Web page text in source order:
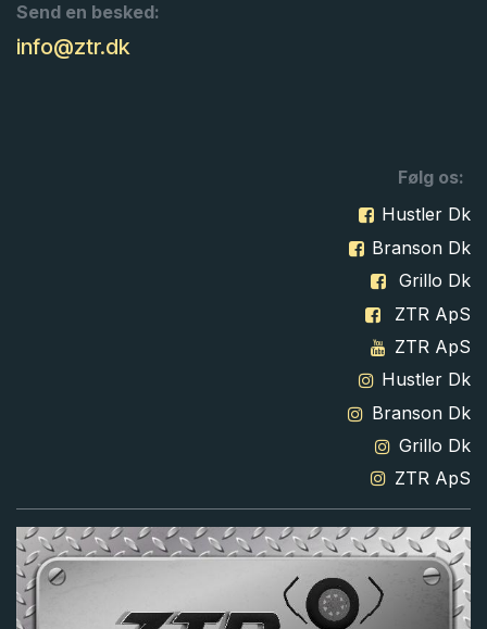
Send en besked:
info@ztr.dk
Følg os:
Hustler Dk
Branson Dk
Grillo Dk
ZTR ApS
ZTR ApS
Hustler Dk
Branson Dk
Grillo Dk
ZTR ApS